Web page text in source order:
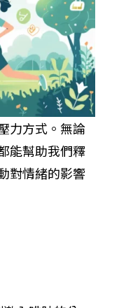
力方式。無論
能幫助我們釋
對情緒的影響